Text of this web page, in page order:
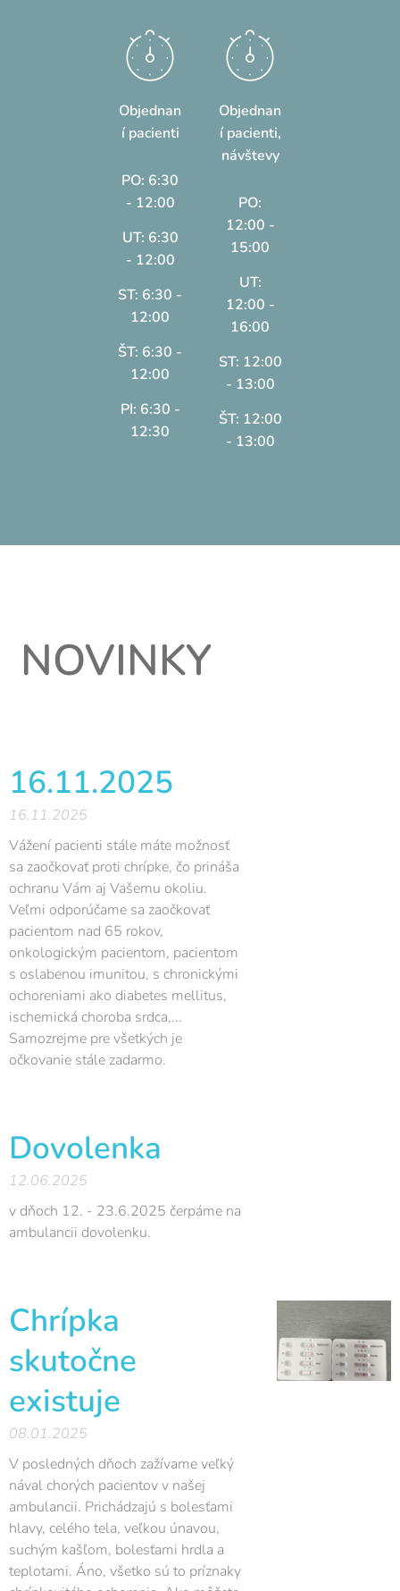
Objednan
í pacienti
PO: 6:30
- 12:00
UT: 6:30
- 12:00
ST: 6:30 -
12:00
ŠT: 6:30 -
12:00
PI: 6:30 -
12:30
Objednan
í pacienti,
návštevy
PO:
12:00 -
15:00
UT:
12:00 -
16:00
ST: 12:00
- 13:00
ŠT: 12:00
- 13:00
NOVINKY
16.11.2025
16.11.2025
Vážení pacienti stále máte možnosť
sa zaočkovať proti chrípke, čo prináša
ochranu Vám aj Vašemu okoliu.
Veľmi odporúčame sa zaočkovať
pacientom nad 65 rokov,
onkologickým pacientom, pacientom
s oslabenou imunitou, s chronickými
ochoreniami ako diabetes mellitus,
ischemická choroba srdca,...
Samozrejme pre všetkých je
očkovanie stále zadarmo.
Dovolenka
12.06.2025
v dňoch 12. - 23.6.2025 čerpáme na
ambulancii dovolenku.
Chrípka
skutočne
existuje
08.01.2025
V posledných dňoch zažívame veľký
nával chorých pacientov v našej
ambulancii. Prichádzajú s bolesťami
hlavy, celého tela, veľkou únavou,
suchým kašľom, bolesťami hrdla a
teplotami. Áno, všetko sú to príznaky